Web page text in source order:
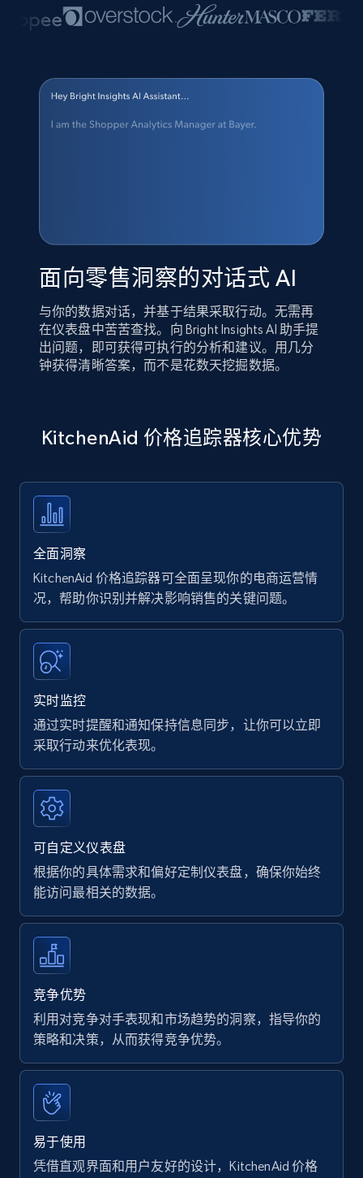
面向零售洞察的对话式 AI
与你的数据对话，并基于结果采取行动。无需再
在仪表盘中苦苦查找。向 Bright Insights AI 助手提
出问题，即可获得可执行的分析和建议。用几分
钟获得清晰答案，而不是花数天挖掘数据。
KitchenAid 价格追踪器核心优势
全面洞察
KitchenAid 价格追踪器可全面呈现你的电商运营情
况，帮助你识别并解决影响销售的关键问题。
实时监控
通过实时提醒和通知保持信息同步，让你可以立即
采取行动来优化表现。
可自定义仪表盘
根据你的具体需求和偏好定制仪表盘，确保你始终
能访问最相关的数据。
竞争优势
利用对竞争对手表现和市场趋势的洞察，指导你的
策略和决策，从而获得竞争优势。
易于使用
凭借直观界面和用户友好的设计，KitchenAid 价格